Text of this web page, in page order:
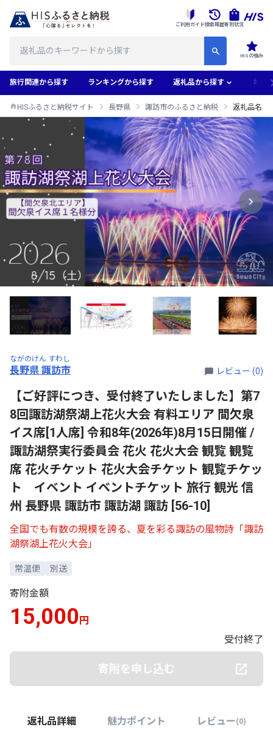
HISの強み
ご利用ガイド検索履歴寄附状況
旅行関連から探す ランキングから探す 返礼品から探す 地域
HISふるさと納税サイト 長野県 諏訪市のふるさと納税 返礼品名
ながのけん すわし
長野県 諏訪市 レビュー (0)
【ご好評につき、受付終了いたしました】第7
8回諏訪湖祭湖上花火大会 有料エリア 間欠泉
イス席[1人席] 令和8年(2026年)8月15日開催 /
諏訪湖祭実行委員会 花火 花火大会 観覧 観覧
席 花火チケット 花火大会チケット 観覧チケッ
ト イベント イベントチケット 旅行 観光 信
州 長野県 諏訪市 諏訪湖 諏訪 [56-10]
全国でも有数の規模を誇る、夏を彩る諏訪の風物詩「諏訪
湖祭湖上花火大会」
常温便 別送
寄附金額
15,000 円
受付終了
寄附を申し込む
返礼品詳細 魅力ポイント レビュー (0)